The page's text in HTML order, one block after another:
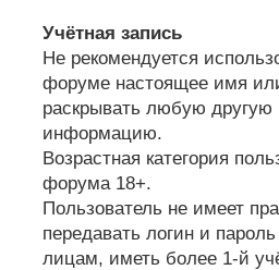
Учётная запись
Не рекомендуется
форуме настоящее имя
раскрывать любую другую
информацию.
Возрастная категория
форума 18+.
Пользователь не имеет
передавать логин и
лицам, иметь более 1-й